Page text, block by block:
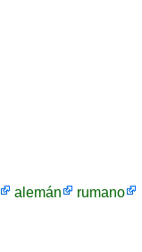
alemán
rumano